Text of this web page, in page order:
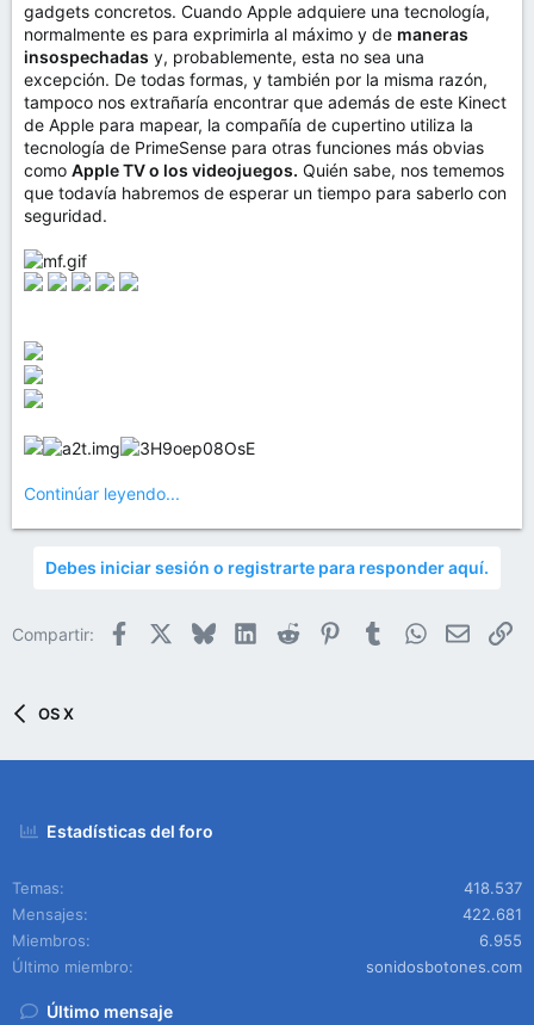
gadgets concretos. Cuando Apple adquiere una tecnología,
normalmente es para exprimirla al máximo y de maneras
insospechadas y, probablemente, esta no sea una
excepción. De todas formas, y también por la misma razón,
tampoco nos extrañaría encontrar que además de este Kinect
de Apple para mapear, la compañía de cupertino utiliza la
tecnología de PrimeSense para otras funciones más obvias
como Apple TV o los videojuegos. Quién sabe, nos tememos
que todavía habremos de esperar un tiempo para saberlo con
seguridad.
Continúar leyendo...
Debes iniciar sesión o registrarte para responder aquí.
Compartir: Facebook BlueskyLinkedIn
Reddit PinterestTumblrWhatsApp
Email
OS X
Estadísticas del foro
Temas
418.537
Mensajes
422.681
Miembros
6.955
Último miembro
sonidosbotones.com
Último mensaje